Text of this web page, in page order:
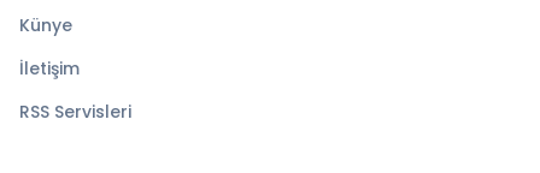
Künye
İletişim
RSS Servisleri